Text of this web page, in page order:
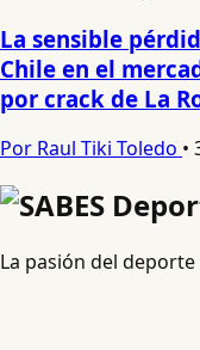
La sensible
Chile en el
por crack de La
Por Raul Tiki Toledo •
La pasión del